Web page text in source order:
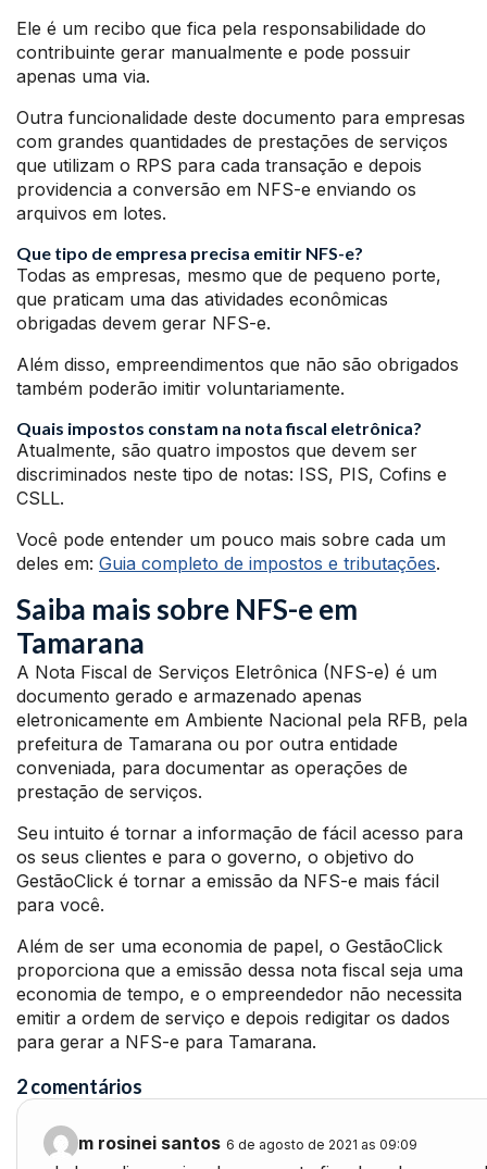
Ele é um recibo que fica pela responsabilidade do
contribuinte gerar manualmente e pode possuir
apenas uma via.
Outra funcionalidade deste documento para empresas
com grandes quantidades de prestações de serviços
que utilizam o RPS para cada transação e depois
providencia a conversão em NFS-e enviando os
arquivos em lotes.
Que tipo de empresa precisa emitir NFS-e?
Todas as empresas, mesmo que de pequeno porte,
que praticam uma das atividades econômicas
obrigadas devem gerar NFS-e.
Além disso, empreendimentos que não são obrigados
também poderão imitir voluntariamente.
Quais impostos constam na nota fiscal eletrônica?
Atualmente, são quatro impostos que devem ser
discriminados neste tipo de notas: ISS, PIS, Cofins e
CSLL.
Você pode entender um pouco mais sobre cada um
deles em: Guia completo de impostos e tributações.
Saiba mais sobre NFS-e em
Tamarana
A Nota Fiscal de Serviços Eletrônica (NFS-e) é um
documento gerado e armazenado apenas
eletronicamente em Ambiente Nacional pela RFB, pela
prefeitura de Tamarana ou por outra entidade
conveniada, para documentar as operações de
prestação de serviços.
Seu intuito é tornar a informação de fácil acesso para
os seus clientes e para o governo, o objetivo do
GestãoClick é tornar a emissão da NFS-e mais fácil
para você.
Além de ser uma economia de papel, o GestãoClick
proporciona que a emissão dessa nota fiscal seja uma
economia de tempo, e o empreendedor não necessita
emitir a ordem de serviço e depois redigitar os dados
para gerar a NFS-e para Tamarana.
2 comentários
m rosinei santos 6 de agosto de 2021 as 09:09